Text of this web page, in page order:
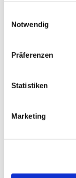
Notwendig
Präferenzen
Statistiken
Marketing